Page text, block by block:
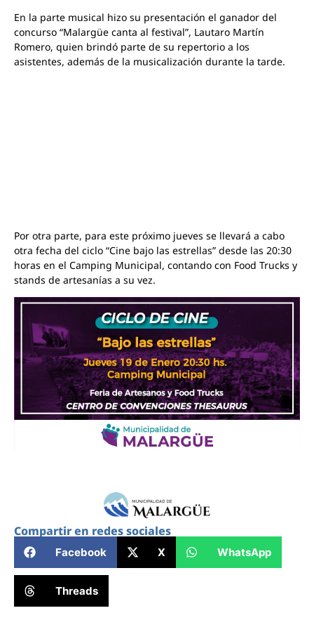
En la parte musical hizo su presentación el ganador del
concurso “Malargüe canta al festival”, Lautaro Martín
Romero, quien brindó parte de su repertorio a los
asistentes, además de la musicalización durante la tarde.
Por otra parte, para este próximo jueves se llevará a cabo
otra fecha del ciclo “Cine bajo las estrellas” desde las 20:30
horas en el Camping Municipal, contando con Food Trucks y
stands de artesanías a su vez.
Compartir en redes sociales
Facebook X WhatsApp
Threads